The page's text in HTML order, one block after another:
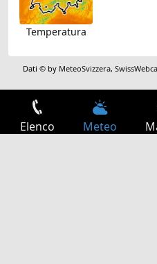
Temperatura
Dati © by MeteoSvizzera,
Elenco Meteo